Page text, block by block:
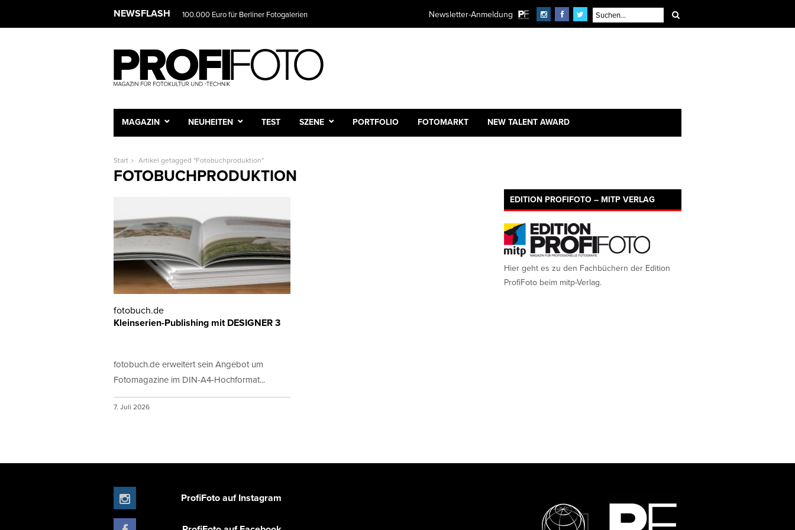
NEWSFLASH 100.000 Euro für Berliner Fotogalerien Newsletter-Anmeldung
MAGAZIN NEUHEITEN TEST SZENE PORTFOLIO FOTOMARKT NEW TALENT AWARD
Start Artikel getagged "Fotobuchproduktion"
FOTOBUCHPRODUKTION
fotobuch.de
Kleinserien-Publishing mit DESIGNER 3
fotobuch.de erweitert sein Angebot um
Fotomagazine im DIN-A4-Hochformat...
7. Juli 2026
EDITION PROFIFOTO – MITP VERLAG
Hier geht es zu den Fachbüchern der Edition
ProfiFoto beim mitp-Verlag.
ProfiFoto auf Instagram